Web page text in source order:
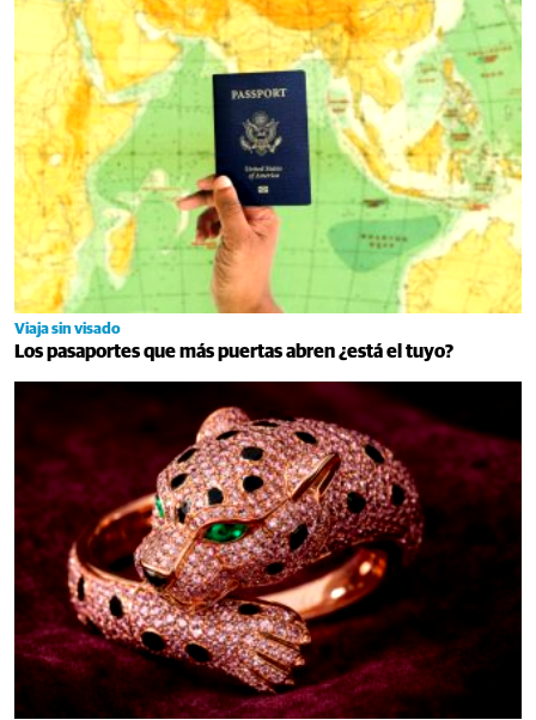
Viaja sin visado
Los pasaportes que más puertas abren ¿está el tuyo?